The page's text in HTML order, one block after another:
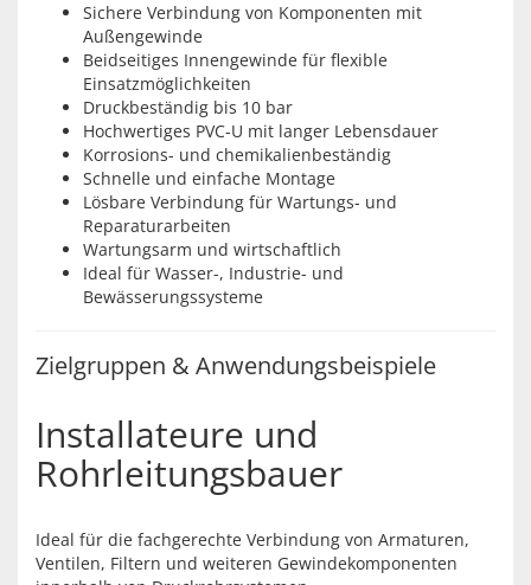
Sichere Verbindung von Komponenten mit
Außengewinde
Beidseitiges Innengewinde für flexible
Einsatzmöglichkeiten
Druckbeständig bis 10 bar
Hochwertiges PVC-U mit langer Lebensdauer
Korrosions- und chemikalienbeständig
Schnelle und einfache Montage
Lösbare Verbindung für Wartungs- und
Reparaturarbeiten
Wartungsarm und wirtschaftlich
Ideal für Wasser-, Industrie- und
Bewässerungssysteme
Zielgruppen & Anwendungsbeispiele
Installateure und
Rohrleitungsbauer
Ideal für die fachgerechte Verbindung von Armaturen,
Ventilen, Filtern und weiteren Gewindekomponenten